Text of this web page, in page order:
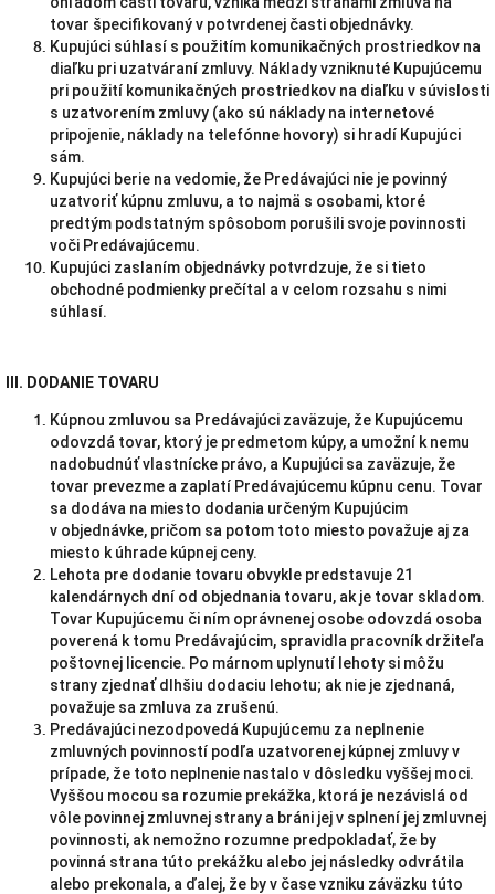
tovar špecifikovaný v potvrdenej časti objednávky.
Kupujúci súhlasí s použitím komunikačných prostriedkov na
diaľku pri uzatváraní zmluvy. Náklady vzniknuté Kupujúcemu
pri použití komunikačných prostriedkov na diaľku v súvislosti
s uzatvorením zmluvy (ako sú náklady na internetové
pripojenie, náklady na telefónne hovory) si hradí Kupujúci
sám.
Kupujúci berie na vedomie, že Predávajúci nie je povinný
uzatvoriť kúpnu zmluvu, a to najmä s osobami, ktoré
predtým podstatným spôsobom porušili svoje povinnosti
voči Predávajúcemu.
Kupujúci zaslaním objednávky potvrdzuje, že si tieto
obchodné podmienky prečítal a v celom rozsahu s nimi
súhlasí.
III. DODANIE TOVARU
Kúpnou zmluvou sa Predávajúci zaväzuje, že Kupujúcemu
odovzdá tovar, ktorý je predmetom kúpy, a umožní k nemu
nadobudnúť vlastnícke právo, a Kupujúci sa zaväzuje, že
tovar prevezme a zaplatí Predávajúcemu kúpnu cenu. Tovar
sa dodáva na miesto dodania určeným Kupujúcim
v objednávke, pričom sa potom toto miesto považuje aj za
miesto k úhrade kúpnej ceny.
Lehota pre dodanie tovaru obvykle predstavuje 21
kalendárnych dní od objednania tovaru, ak je tovar skladom.
Tovar Kupujúcemu či ním oprávnenej osobe odovzdá osoba
poverená k tomu Predávajúcim, spravidla pracovník držiteľa
poštovnej licencie. Po márnom uplynutí lehoty si môžu
strany zjednať dlhšiu dodaciu lehotu; ak nie je zjednaná,
považuje sa zmluva za zrušenú.
Predávajúci nezodpovedá Kupujúcemu za neplnenie
zmluvných povinností podľa uzatvorenej kúpnej zmluvy v
prípade, že toto neplnenie nastalo v dôsledku vyššej moci.
Vyššou mocou sa rozumie prekážka, ktorá je nezávislá od
vôle povinnej zmluvnej strany a bráni jej v splnení jej zmluvnej
povinnosti, ak nemožno rozumne predpokladať, že by
povinná strana túto prekážku alebo jej následky odvrátila
alebo prekonala, a ďalej, že by v čase vzniku záväzku túto